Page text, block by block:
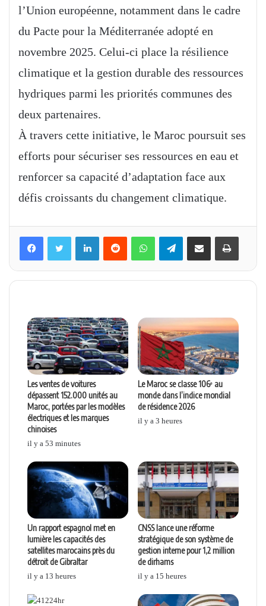
l’Union européenne, notamment dans le cadre
du Pacte pour la Méditerranée adopté en
novembre 2025. Celui-ci place la résilience
climatique et la gestion durable des ressources
hydriques parmi les priorités communes des
deux partenaires.
À travers cette initiative, le Maroc poursuit ses
efforts pour sécuriser ses ressources en eau et
renforcer sa capacité d’adaptation face aux
défis croissants du changement climatique.
Telegram
Les ventes de voitures
dépassent 152.000 unités au
Maroc, portées par les modèles
électriques et les marques
chinoises
il y a 53 minutes
Le Maroc se classe 106ᵉ au
monde dans l’indice mondial
de résidence 2026
il y a 3 heures
Un rapport espagnol met en
lumière les capacités des
satellites marocains près du
détroit de Gibraltar
il y a 13 heures
CNSS lance une réforme
stratégique de son système de
gestion interne pour 1,2 million
de dirhams
il y a 15 heures